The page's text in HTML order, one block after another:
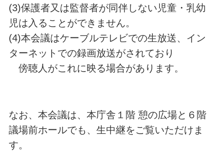
(3)保護者又は監督者が同伴しない児童・乳幼
児は入ることができません。
(4)本会議はケーブルテレビでの生放送、イン
ターネットでの録画放送がされており
傍聴人がこれに映る場合があります。
なお、本会議は、本庁舎１階 憩の広場と６階
議場前ホールでも、生中継をご覧いただけま
す。